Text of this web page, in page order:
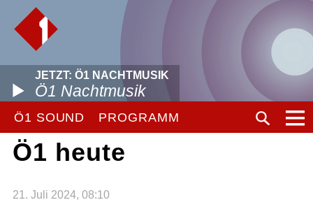
JETZT: Ö1 NACHTMUSIK
Ö1 Nachtmusik
Ö1 SOUND PROGRAMM
Ö1 heute
21. Juli 2024, 08:10